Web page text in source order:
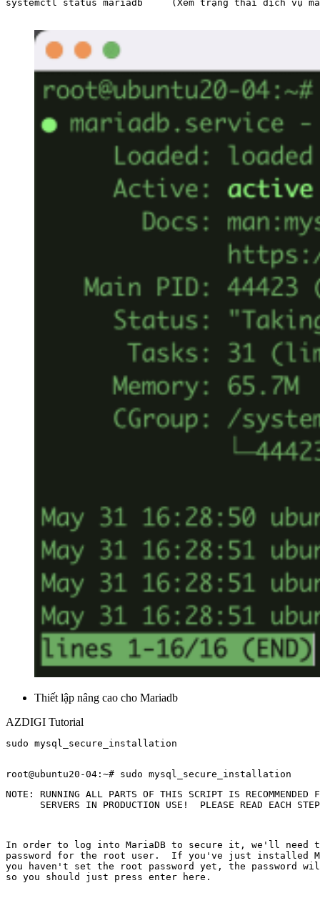
systemctl status mariadb     (Xem trạng thái dịch vụ
Thiết lập nâng cao cho Mariadb
AZDIGI Tutorial
sudo mysql_secure_installation
NOTE: RUNNING ALL PARTS OF THIS SCRIPT IS RECOMMENDED
SERVERS IN PRODUCTION USE!  PLEASE READ EACH
In order to log into MariaDB to secure it, we'll need
password for the root user.  If you've just installed
you haven't set the root password yet, the password
so you should just press enter here.